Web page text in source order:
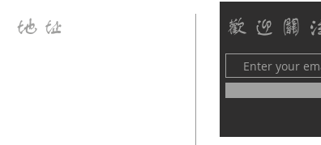
地址 歡迎關